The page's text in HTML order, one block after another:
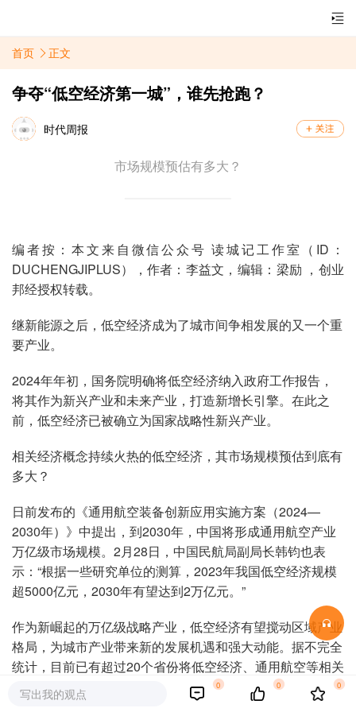
首页 正文
争夺“低空经济第一城”，谁先抢跑？
时代周报
市场规模预估有多大？
编者按：本文来自微信公众号 读城记工作室（ID：
DUCHENGJIPLUS），作者：李益文，编辑：梁励 ，创业
邦经授权转载。
继新能源之后，低空经济成为了城市间争相发展的又一个重
要产业。
2024年年初，国务院明确将低空经济纳入政府工作报告，
将其作为新兴产业和未来产业，打造新增长引擎。在此之
前，低空经济已被确立为国家战略性新兴产业。
相关经济概念持续火热的低空经济，其市场规模预估到底有
多大？
日前发布的《通用航空装备创新应用实施方案（2024—
2030年）》中提出，到2030年，中国将形成通用航空产业
万亿级市场规模。2月28日，中国民航局副局长韩钧也表
示：“根据一些研究单位的测算，2023年我国低空经济规模
超5000亿元，2030年有望达到2万亿元。”
作为新崛起的万亿级战略产业，低空经济有望搅动区域产业
格局，为城市产业带来新的发展机遇和强大动能。据不完全
统计，目前已有超过20个省份将低空经济、通用航空等相关
内容写入各自的政府工作报告，更有不少地方将其上升到
“未来主导产业”的高度。
写出我的观点
0 0 0